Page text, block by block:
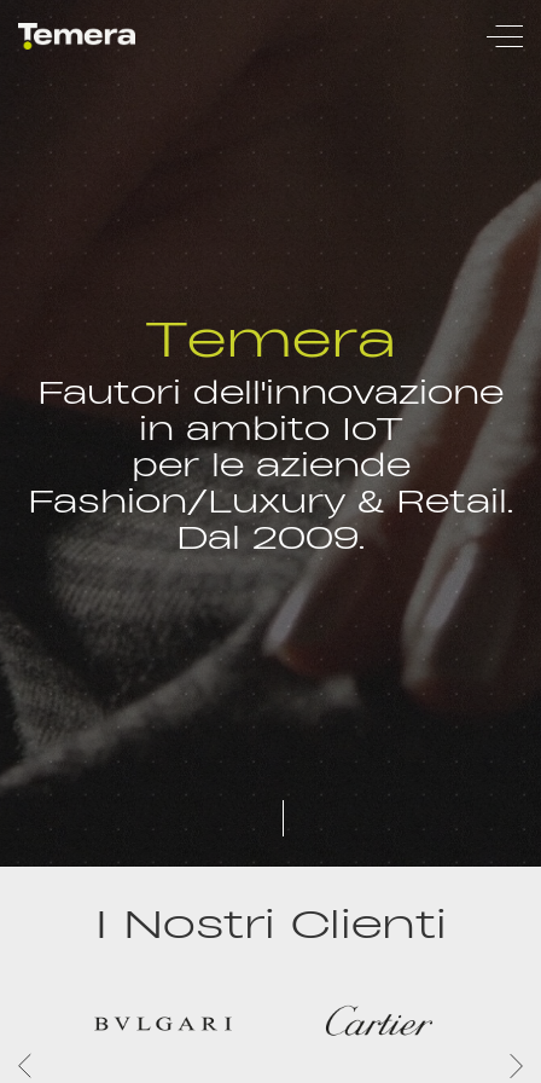
temera
Temera
Fautori dell'innovazione
in ambito IoT
per le aziende
Fashion/Luxury & Retail.
Dal 2009.
I Nostri Clienti